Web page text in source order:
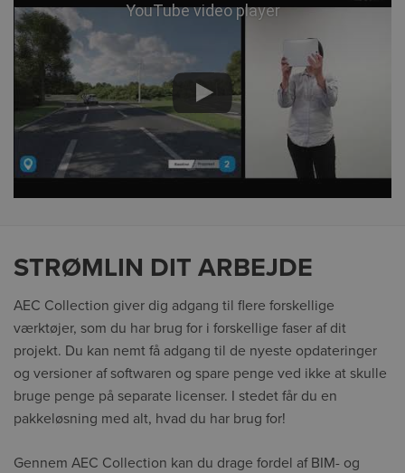
YouTube video player
STRØMLIN DIT ARBEJDE
AEC Collection giver dig adgang til flere forskellige
værktøjer, som du har brug for i forskellige faser af dit
projekt. Du kan nemt få adgang til de nyeste opdateringer
og versioner af softwaren og spare penge ved ikke at skulle
bruge penge på separate licenser. I stedet får du en
pakkeløsning med alt, hvad du har brug for!
Gennem AEC Collection kan du drage fordel af BIM- og